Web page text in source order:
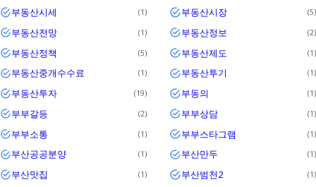
부동산시세 1 부동산시장 5
부동산전망 1 부동산정보 2
부동산정책 5 부동산제도 1
부동산중개수수료 1 부동산투기 1
부동산투자 19 부동의 1
부부갈등 2 부부상담 1
부부소통 1 부부스타그램 1
부산공공분양 1 부산만두 1
부산맛집 1 부산범천2 1